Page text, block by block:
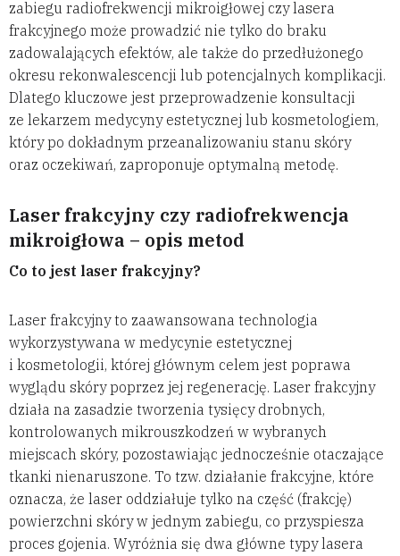
zabiegu radiofrekwencji mikroigłowej czy lasera
frakcyjnego może prowadzić nie tylko do braku
zadowalających efektów, ale także do przedłużonego
okresu rekonwalescencji lub potencjalnych komplikacji.
Dlatego kluczowe jest przeprowadzenie konsultacji
ze lekarzem medycyny estetycznej lub kosmetologiem,
który po dokładnym przeanalizowaniu stanu skóry
oraz oczekiwań, zaproponuje optymalną metodę.
Laser frakcyjny czy radiofrekwencja
mikroigłowa – opis metod
Co to jest laser frakcyjny?
Laser frakcyjny to zaawansowana technologia
wykorzystywana w medycynie estetycznej
i kosmetologii, której głównym celem jest poprawa
wyglądu skóry poprzez jej regenerację. Laser frakcyjny
działa na zasadzie tworzenia tysięcy drobnych,
kontrolowanych mikrouszkodzeń w wybranych
miejscach skóry, pozostawiając jednocześnie otaczające
tkanki nienaruszone. To tzw. działanie frakcyjne, które
oznacza, że laser oddziałuje tylko na część (frakcję)
powierzchni skóry w jednym zabiegu, co przyspiesza
proces gojenia. Wyróżnia się dwa główne typy lasera